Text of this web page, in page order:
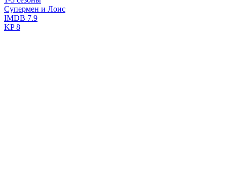
Супермен и Лоис
IMDB 7.9
KP8